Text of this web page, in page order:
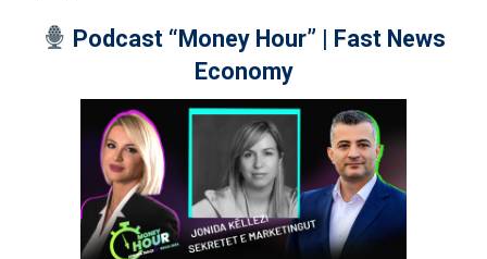
Podcast “Money Hour” | Fast News
Economy